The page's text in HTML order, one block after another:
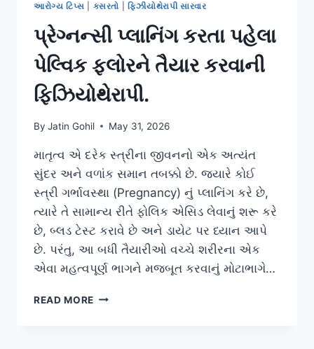
આરોગ્ય ટિપ્સ કસરતો ફિઝીયોથેરાપી સારવાર
પ્રેગ્નન્સી પ્લાનિંગ કરતા પહેલા
પેલ્વિક ફ્લોરને તૈયાર કરવાની
ફિઝિયોથેરાપી.
By Jatin Gohil May 31, 2026
માતૃત્વ એ દરેક સ્ત્રીના જીવનનો એક અત્યંત
સુંદર અને વળાંક સમાન તબક્કો છે. જ્યારે કોઈ
સ્ત્રી ગર્ભાવસ્થા (Pregnancy) નું પ્લાનિંગ કરે છે,
ત્યારે તે સામાન્ય રીતે ફોલિક એસિડ લેવાનું શરૂ કરે
છે, બ્લડ ટેસ્ટ કરાવે છે અને ડાયેટ પર ધ્યાન આપે
છે. પરંતુ, આ બધી તૈયારીઓ વચ્ચે શરીરના એક
એવા મહત્વપૂર્ણ ભાગને મજબૂત કરવાનું મોટાભાગે…
READ MORE પ્રેગ્નન્સી